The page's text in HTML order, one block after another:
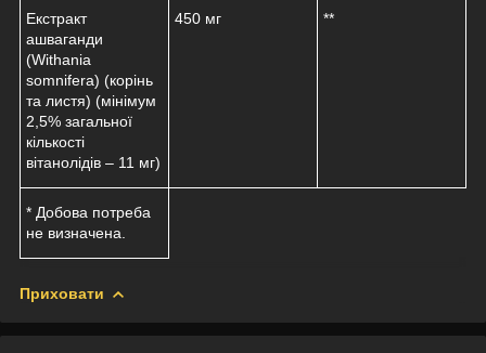
Екстракт
ашваганди
(Withania
somnifera) (корінь
та листя) (мінімум
2,5% загальної
кількості
вітанолідів – 11 мг)
450 мг **
* Добова потреба
не визначена.
Приховати